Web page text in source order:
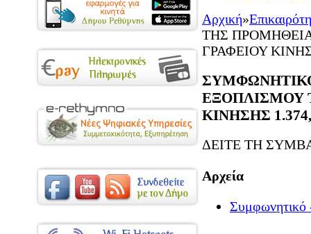
Αρχική»
ΤΗΣ
ΓΡΑΦΕΙΟΥ
ΕΞΟΠΛΙΣΜΟΥ
ΚΙΝΗΣΗΣ
ΔΕΙΤΕ ΤΗ
Αρχεία